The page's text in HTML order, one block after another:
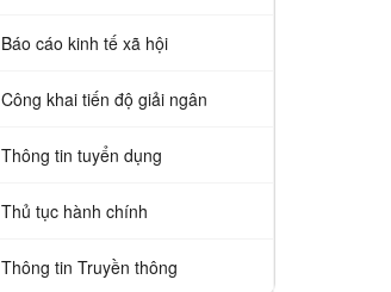
Báo cáo kinh tế xã hội
Công khai tiến độ giải ngân
Thông tin tuyển dụng
Thủ tục hành chính
Thông tin Truyền thông